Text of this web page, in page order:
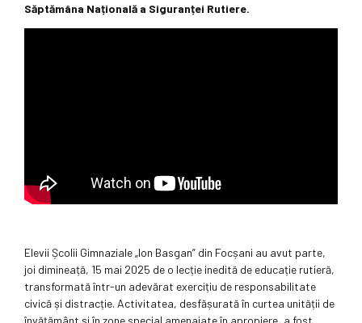
Săptămâna Națională a Siguranței Rutiere.
Elevii Școlii Gimnaziale „Ion Basgan” din Focșani au avut parte,
joi dimineață, 15 mai 2025 de o lecție inedită de educație rutieră,
transformată într-un adevărat exercițiu de responsabilitate
civică și distracție. Activitatea, desfășurată în curtea unității de